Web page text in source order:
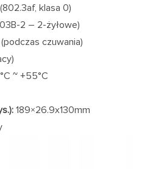
klasa 0)
2 – 2-żyłowe)
czuwania)
~ +55°C
189×26.9x130mm